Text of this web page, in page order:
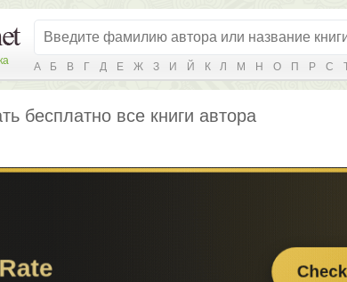
А Б В Г Д Е Ж З И Й К Л М Н О П Р С
бесплатно все книги автора